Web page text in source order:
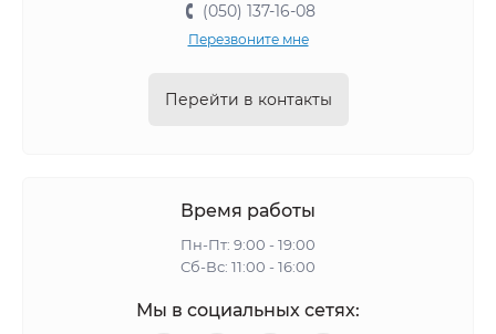
(050) 137-16-08
Перезвоните мне
Перейти в контакты
Время работы
Пн-Пт: 9:00 - 19:00
Сб-Вс: 11:00 - 16:00
Мы в социальных сетях: